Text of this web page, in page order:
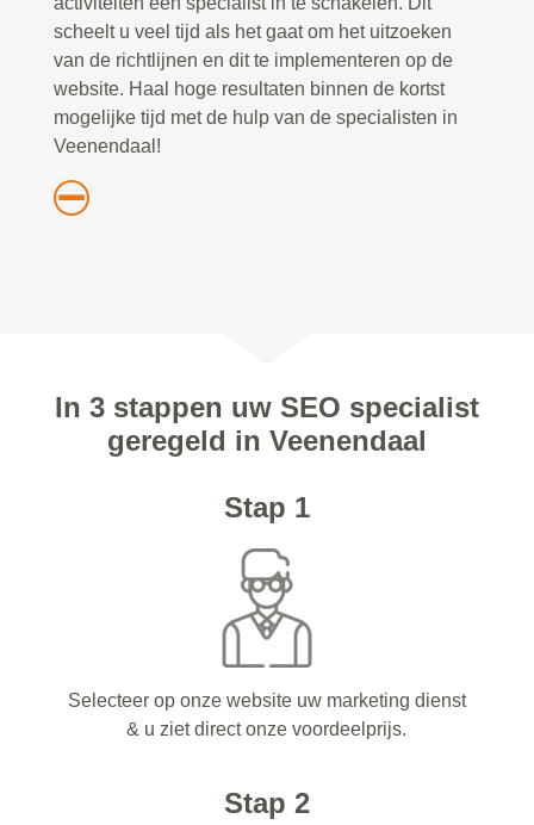
scheelt u veel tijd als het gaat om het uitzoeken
van de richtlijnen en dit te implementeren op de
website. Haal hoge resultaten binnen de kortst
mogelijke tijd met de hulp van de specialisten in
Veenendaal!
In 3 stappen uw SEO specialist
geregeld in Veenendaal
Stap 1
Selecteer op onze website uw marketing dienst
& u ziet direct onze voordeelprijs.
Stap 2